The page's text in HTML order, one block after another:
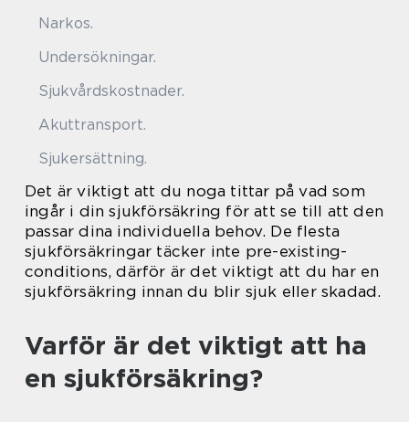
Narkos.
Undersökningar.
Sjukvårdskostnader.
Akuttransport.
Sjukersättning.
Det är viktigt att du noga tittar på vad som
ingår i din sjukförsäkring för att se till att den
passar dina individuella behov. De flesta
sjukförsäkringar täcker inte pre-existing-
conditions, därför är det viktigt att du har en
sjukförsäkring innan du blir sjuk eller skadad.
Varför är det viktigt att ha
en sjukförsäkring?